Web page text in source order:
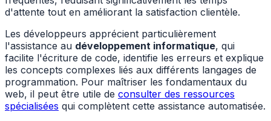
d'attente tout en améliorant la satisfaction clientèle.
Les développeurs apprécient particulièrement
l'assistance au développement informatique, qui
facilite l'écriture de code, identifie les erreurs et explique
les concepts complexes liés aux différents langages de
programmation. Pour maîtriser les fondamentaux du
web, il peut être utile de consulter des ressources
spécialisées qui complètent cette assistance automatisée.